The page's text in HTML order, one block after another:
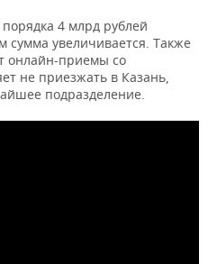
4 млрд рублей
сумма увеличивается. Также
онлайн-приемы со
не приезжать в Казань,
подразделение.